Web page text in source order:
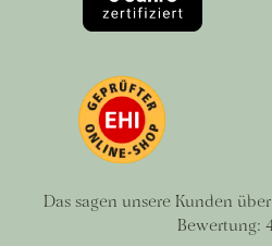
Das sagen unsere Kunden
Bewertung: